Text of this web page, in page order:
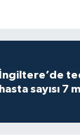
İngiltere’de
hasta sayısı 7